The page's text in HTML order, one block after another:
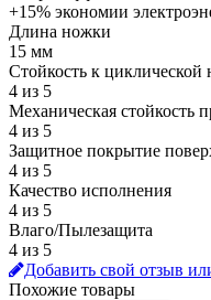
+15% экономии
Длина ножки
15 мм
Стойкость к циклической
4 из 5
Механическая стойкость
4 из 5
Защитное покрытие
4 из 5
Качество исполнения
4 из 5
Влаго/Пылезащита
4 из 5
Добавить свой отзыв
Похожие товары